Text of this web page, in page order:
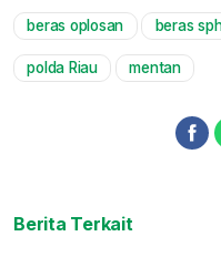
beras oplosan beras
polda Riau mentan
Berita Terkait